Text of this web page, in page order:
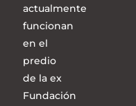
actualmente
funcionan
en el
predio
de la ex
Fundación